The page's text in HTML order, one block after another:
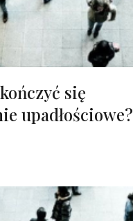
się
upadłościowe?